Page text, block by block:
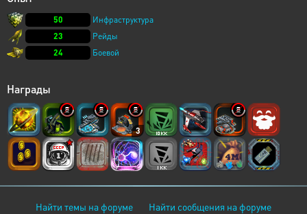
50
Инфраструктура
23
Рейды
24
Боевой
Награды
3
Найти темы на форуме
Найти сообщения на форуме